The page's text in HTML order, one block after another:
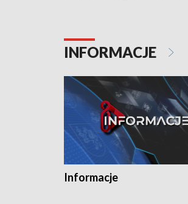
INFORMACJE
Informacje